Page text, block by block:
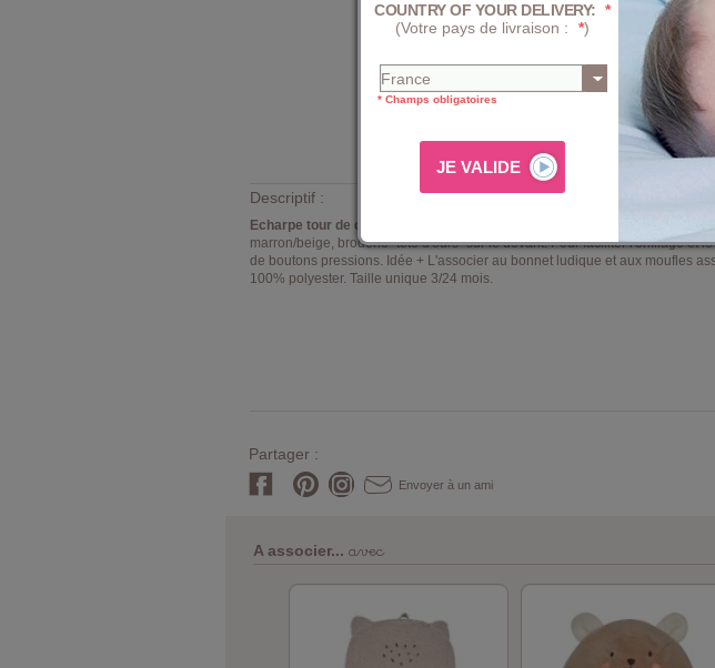
Descriptif :
Echarpe tour de cou bébé Sucre d'Orge
marron/beige, broderie" tête d'ours" sur le devant. Pour faciliter l'enfilage et
de boutons pressions. Idée + L'associer au bonnet ludique et aux moufles
100% polyester. Taille unique 3/24 mois.
Partager :
Envoyer à un ami
A associer...
COUNTRY OF YOUR DELIVERY: *
(Votre pays de livraison :
*)
* Champs obligatoires